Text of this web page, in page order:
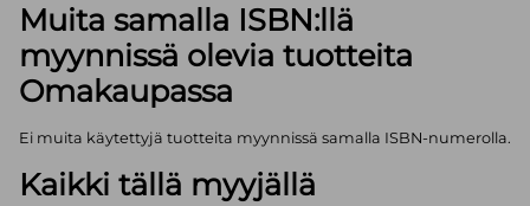
Muita samalla ISBN:llä
myynnissä olevia tuotteita
Omakaupassa
Ei muita käytettyjä tuotteita myynnissä samalla ISBN-numerolla.
Kaikki tällä myyjällä